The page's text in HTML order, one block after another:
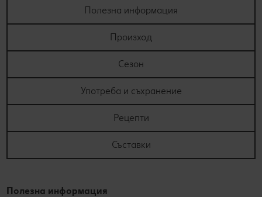
Полезна информация
Произход
Сезон
Употреба и съхранение
Рецепти
Съставки
Полезна информация